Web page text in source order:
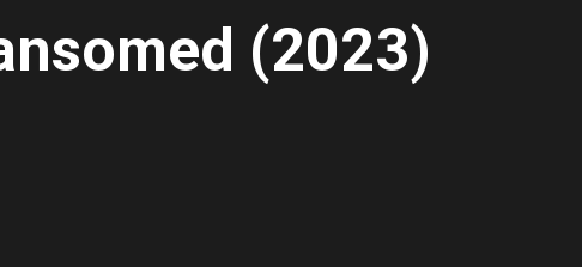
(2023)